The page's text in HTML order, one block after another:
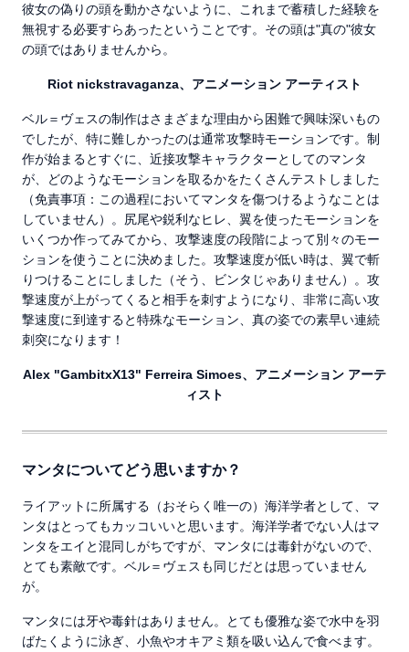
彼女の偽りの頭を動かさないように、これまで蓄積した経験を
無視する必要すらあったということです。その頭は"真の"彼女
の頭ではありませんから。
Riot nickstravaganza、アニメーション アーティスト
ベル＝ヴェスの制作はさまざまな理由から困難で興味深いもの
でしたが、特に難しかったのは通常攻撃時モーションです。制
作が始まるとすぐに、近接攻撃キャラクターとしてのマンタ
が、どのようなモーションを取るかをたくさんテストしました
（免責事項：この過程においてマンタを傷つけるようなことは
していません）。尻尾や鋭利なヒレ、翼を使ったモーションを
いくつか作ってみてから、攻撃速度の段階によって別々のモー
ションを使うことに決めました。攻撃速度が低い時は、翼で斬
りつけることにしました（そう、ビンタじゃありません）。攻
撃速度が上がってくると相手を刺すようになり、非常に高い攻
撃速度に到達すると特殊なモーション、真の姿での素早い連続
刺突になります！
Alex "GambitxX13" Ferreira Simoes、アニメーション アーテ
ィスト
マンタについてどう思いますか？
ライアットに所属する（おそらく唯一の）海洋学者として、マ
ンタはとってもカッコいいと思います。海洋学者でない人はマ
ンタをエイと混同しがちですが、マンタには毒針がないので、
とても素敵です。ベル＝ヴェスも同じだとは思っていません
が。
マンタには牙や毒針はありません。とても優雅な姿で水中を羽
ばたくように泳ぎ、小魚やオキアミ類を吸い込んで食べます。